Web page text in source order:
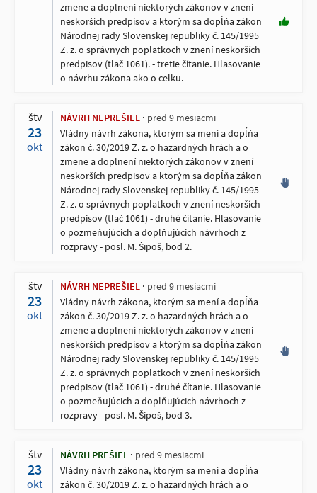
zmene a doplnení niektorých zákonov v znení
neskorších predpisov a ktorým sa dopĺňa zákon
Národnej rady Slovenskej republiky č. 145/1995
Z. z. o správnych poplatkoch v znení neskorších
predpisov (tlač 1061). - tretie čítanie. Hlasovanie
o návrhu zákona ako o celku.
štv
23
okt
NÁVRH NEPREŠIEL
pred 9 mesiacmi
Vládny návrh zákona, ktorým sa mení a dopĺňa
zákon č. 30/2019 Z. z. o hazardných hrách a o
zmene a doplnení niektorých zákonov v znení
neskorších predpisov a ktorým sa dopĺňa zákon
Národnej rady Slovenskej republiky č. 145/1995
Z. z. o správnych poplatkoch v znení neskorších
predpisov (tlač 1061) - druhé čítanie. Hlasovanie
o pozmeňujúcich a doplňujúcich návrhoch z
rozpravy - posl. M. Šipoš, bod 2.
štv
23
okt
NÁVRH NEPREŠIEL
pred 9 mesiacmi
Vládny návrh zákona, ktorým sa mení a dopĺňa
zákon č. 30/2019 Z. z. o hazardných hrách a o
zmene a doplnení niektorých zákonov v znení
neskorších predpisov a ktorým sa dopĺňa zákon
Národnej rady Slovenskej republiky č. 145/1995
Z. z. o správnych poplatkoch v znení neskorších
predpisov (tlač 1061) - druhé čítanie. Hlasovanie
o pozmeňujúcich a doplňujúcich návrhoch z
rozpravy - posl. M. Šipoš, bod 3.
štv
23
okt
NÁVRH PREŠIEL
pred 9 mesiacmi
Vládny návrh zákona, ktorým sa mení a dopĺňa
zákon č. 30/2019 Z. z. o hazardných hrách a o